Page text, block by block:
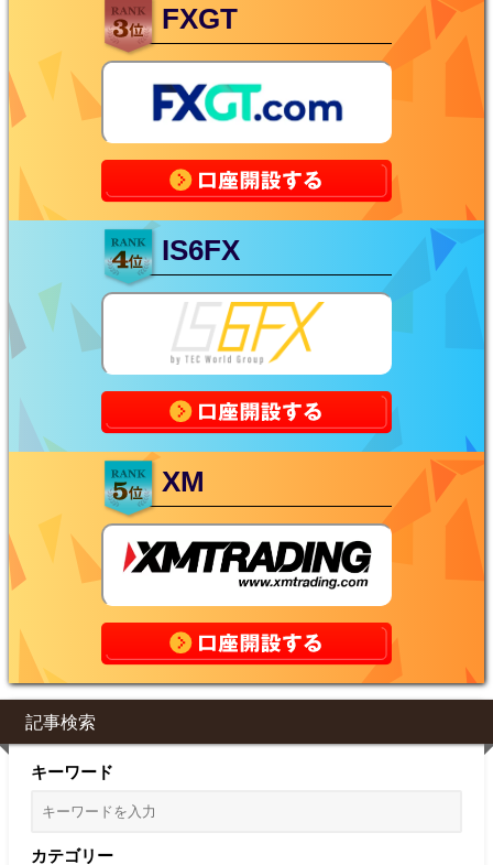
FXGT
IS6FX
XM
記事検索
キーワード
カテゴリー